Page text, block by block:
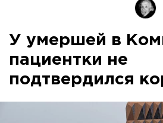
У умершей в
пациентки не
подтвердился